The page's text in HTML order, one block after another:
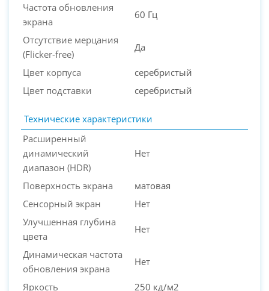
Частота обновления
экрана
60 Гц
Отсутствие мерцания
(Flicker-free)
Да
Цвет корпуса
серебристый
Цвет подставки
серебристый
Технические характеристики
Расширенный
динамический
диапазон (HDR)
Нет
Поверхность экрана
матовая
Сенсорный экран
Нет
Улучшенная глубина
цвета
Нет
Динамическая частота
обновления экрана
Нет
Яркость 250 кд/м2